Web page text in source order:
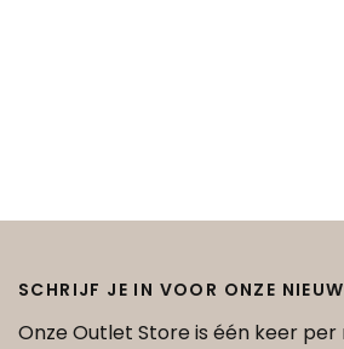
SCHRIJF JE IN VOOR ONZE
Onze Outlet Store is één keer